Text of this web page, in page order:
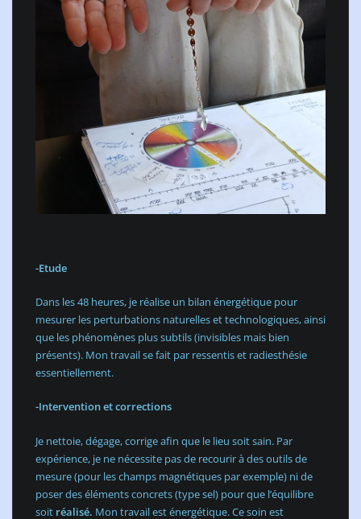
-Etude
Dans les 48 heures, je réalise un bilan énergétique pour
mesurer les perturbations naturelles et technologiques, ainsi
que les phénomènes plus subtils (invisibles mais bien
présents). Mon travail se fait par ressentis et radiesthésie
essentiellement.
-Intervention et corrections
Je nettoie, dégage, corrige afin que le lieu soit sain. Par
expérience, je ne nécessite pas de recourir à des outils de
mesure (pour les champs magnétiques par exemple) ni de
poser des éléments concrets (type sel) pour que l’équilibre
soit réalisé. Mon travail est énergétique. Ce soin est